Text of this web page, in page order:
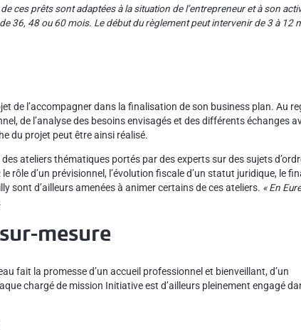
ces prêts sont adaptées à la situation de l’entrepreneur et à son
36, 48 ou 60 mois. Le début du règlement peut intervenir de 3 à 12
de l’accompagner dans la finalisation de son business plan. Au
de l’analyse des besoins envisagés et des différents échanges
du projet peut être ainsi réalisé.
ateliers thématiques portés par des experts sur des sujets
rôle d’un prévisionnel, l’évolution fiscale d’un statut juridique, le
sont d’ailleurs amenées à animer certains de ces ateliers. « En
mesure
fait la promesse d’un accueil professionnel et bienveillant, d’un
chargé de mission Initiative est d’ailleurs pleinement engagé